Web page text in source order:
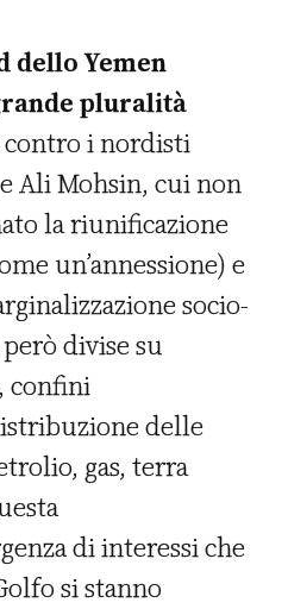
dello Yemen
pluralità
contro i nordisti
Ali Mohsin, cui non
la riunificazione
un’annessione) e
socio-
divise su
confini
delle
gas, terra
di interessi che
si stanno